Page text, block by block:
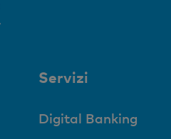
Servizi
Digital Banking